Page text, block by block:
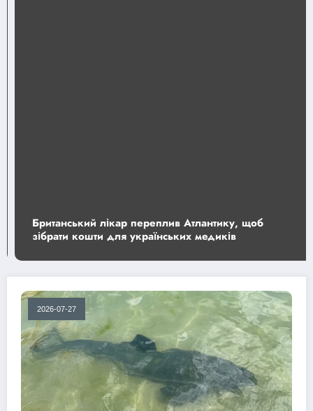
Британський лікар переплив Атлантику, щоб
зібрати кошти для українських медиків
2026-07-27